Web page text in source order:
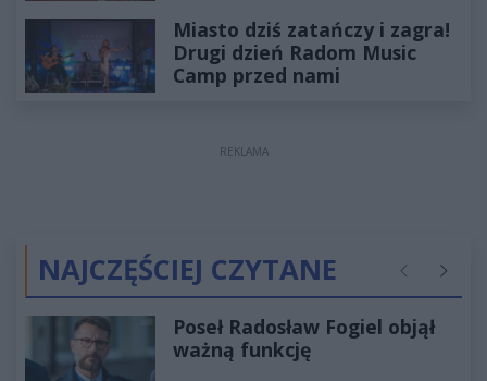
Miasto dziś zatańczy i zagra!
Drugi dzień Radom Music
Camp przed nami
REKLAMA
NAJCZĘŚCIEJ CZYTANE Poprzednie
Poseł Radosław Fogiel objął
ważną funkcję